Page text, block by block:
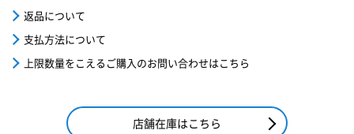
返品について
支払方法について
上限数量をこえるご購入のお問い合わせはこちら
店舗在庫はこちら